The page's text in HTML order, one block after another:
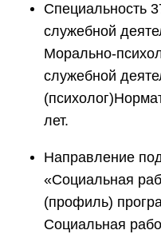
Специальность
служебной
Морально-
служебной
лет.
Направление
«Социальная
(профиль)
Социальная